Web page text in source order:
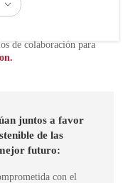
y docentes para un mundo
de colaboración para
juntos a favor
de las
futuro:
con el